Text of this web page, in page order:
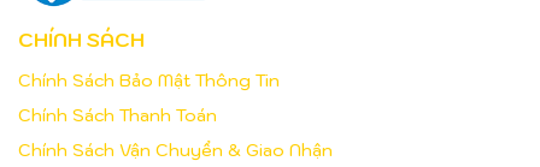
CHÍNH SÁCH
Chính Sách Bảo Mật Thông Tin
Chính Sách Thanh Toán
Chính Sách Vận Chuyển & Giao Nhận